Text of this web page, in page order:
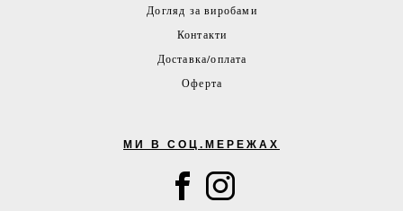
Догляд за виробами
Контакти
Доставка/оплата
Оферта
МИ В СОЦ.МЕРЕЖАХ